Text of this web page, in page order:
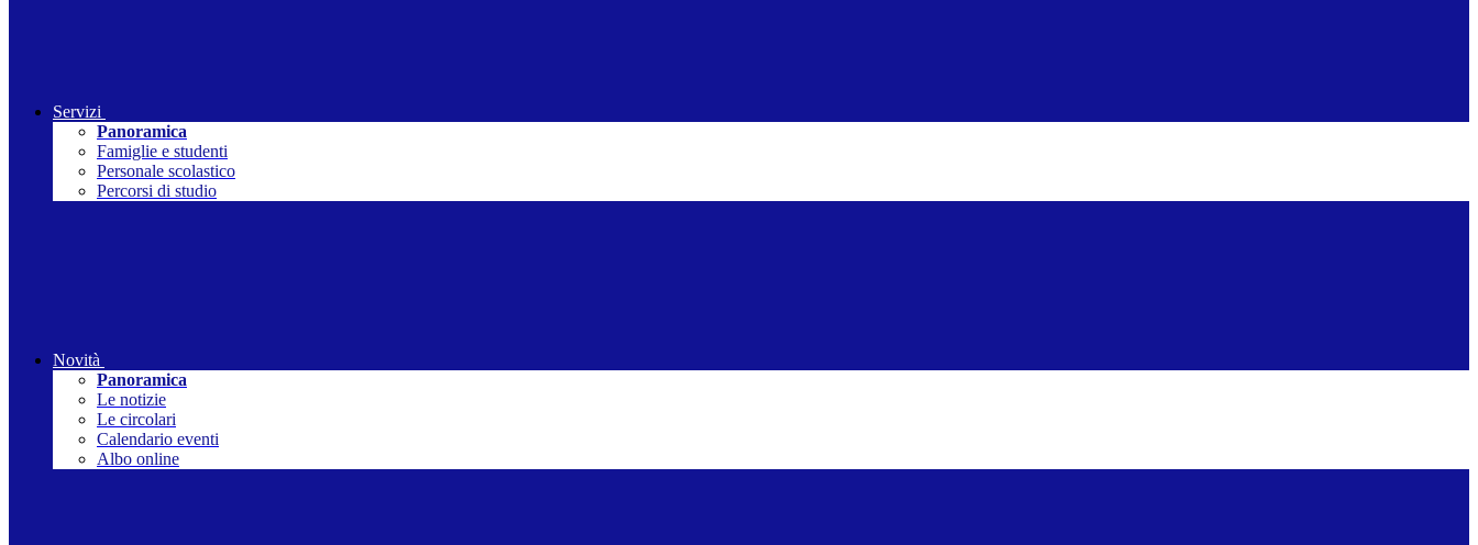
Servizi
Panoramica
Famiglie e studenti
Personale scolastico
Percorsi di studio
Novità
Panoramica
Le notizie
Le circolari
Calendario eventi
Albo online